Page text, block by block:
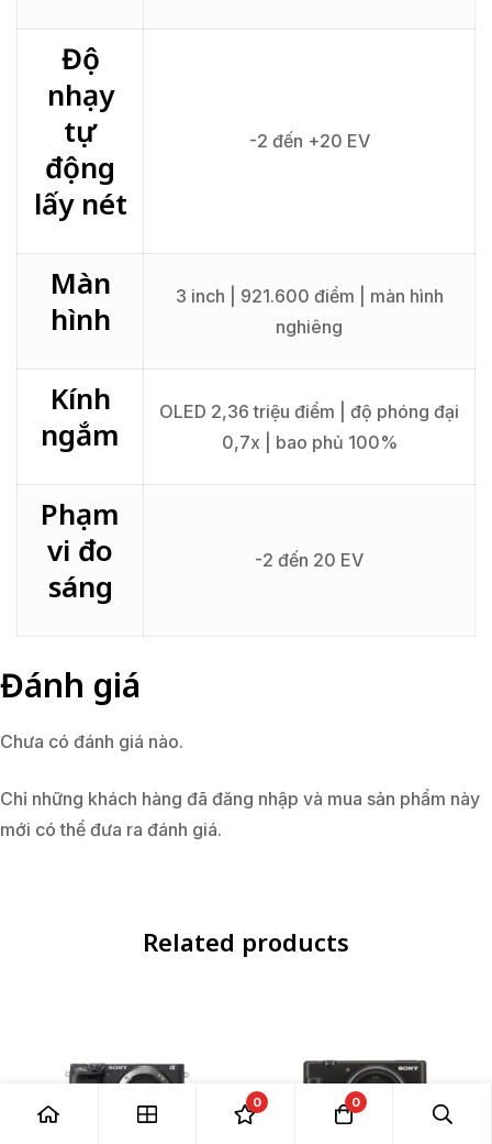
Độ
nhạy
tự
động
lấy nét
-2 đến +20 EV
Màn
hình
3 inch | 921.600 điểm | màn hình
nghiêng
Kính
ngắm
OLED 2,36 triệu điểm | độ phóng đại
0,7x | bao phủ 100%
Phạm
vi đo
sáng
-2 đến 20 EV
Đánh giá
Chưa có đánh giá nào.
Chỉ những khách hàng đã đăng nhập và mua sản phẩm này
mới có thể đưa ra đánh giá.
Related products
0 0